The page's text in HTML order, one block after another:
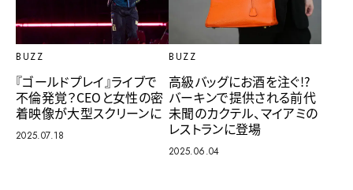
BUZZ
『ゴールドプレイ』ライブで
不倫発覚？CEOと女性の密
着映像が大型スクリーンに
2025.07.18
BUZZ
高級バッグにお酒を注ぐ!?
バーキンで提供される前代
未聞のカクテル、マイアミの
レストランに登場
2025.06.04